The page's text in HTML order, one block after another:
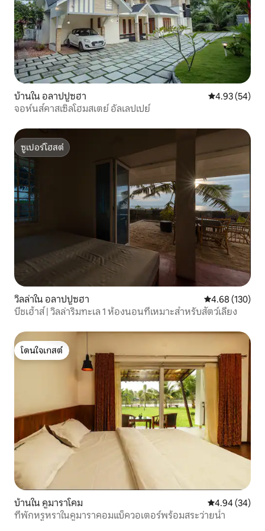
บ้านใน อลาปปูซฮา คะแนนเฉลี่ย
4.93 (54)
จอห์นส์คาสเซิลโฮมสเตย์ อัลเลปเปย์
ซูเปอร์โฮสต์
ซูเปอร์โฮสต์
วิลล่าใน อลาปปูซฮา คะแนนเฉลี่ย
4.68 (130)
บีชเฮ้าส์ | วิลล่าริมทะเล 1 ห้องนอนที่เหมาะสำหรับสัตว์เลี้ยง
โดนใจเกสต์
โดนใจเกสต์
บ้านใน คูมาราโคม คะแนนเฉลี่ย
4.94 (34)
ที่พักหรูหราในคูมาราคอมแบ็ควอเตอร์พร้อมสระว่ายน้ำ